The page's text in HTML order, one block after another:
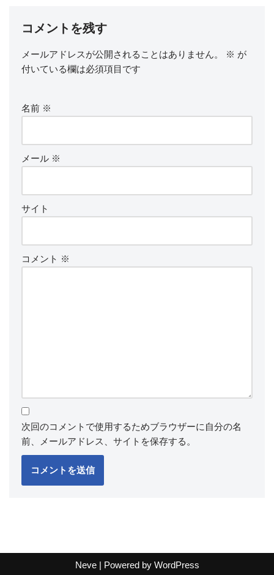
コメントを残す
メールアドレスが公開されることはありません。 ※ が
付いている欄は必須項目です
名前 ※
メール ※
サイト
コメント ※
次回のコメントで使用するためブラウザーに自分の名
前、メールアドレス、サイトを保存する。
Neve| Powered by WordPress